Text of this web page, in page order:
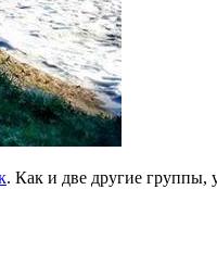
. Как и две другие группы,